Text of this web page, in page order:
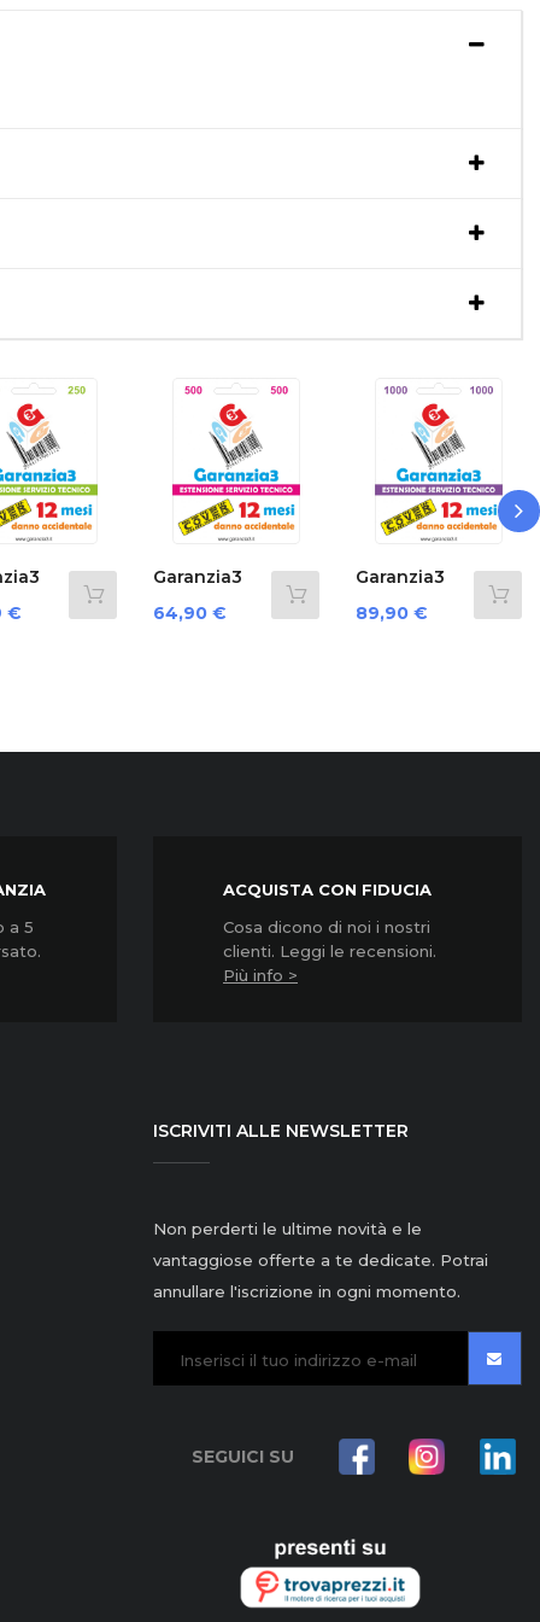
€
Garanzia3
Mesi...
Prezzo
89,90 €
Garanzia3
G3Cnpd3500...
Prezzo
124,90 €
a 5
ACQUISTA CON FIDUCIA
Cosa dicono di noi i nostri
clienti. Leggi le recensioni.
Più info >
ISCRIVITI ALLE NEWSLETTER
Non perderti le ultime novità e le
vantaggiose offerte a te dedicate. Potrai
annullare l'iscrizione in ogni momento.
SEGUICI SU